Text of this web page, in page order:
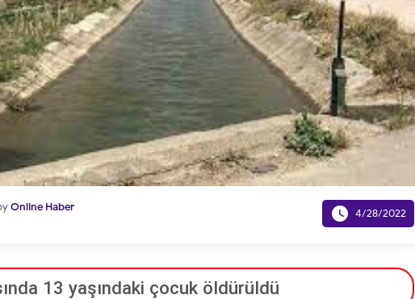
Online Haber  4/28/2022
13 yaşındaki çocuk öldürüldü